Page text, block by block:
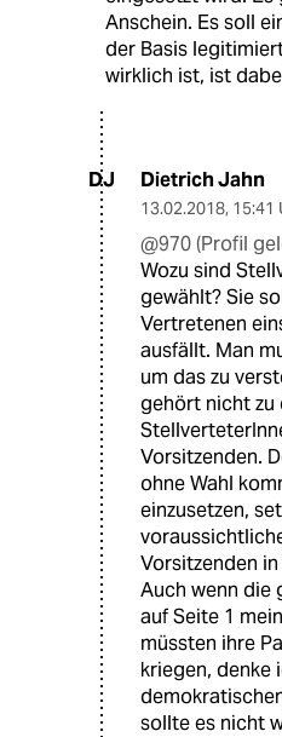
Anschein. Es soll
der Basis
wirklich ist, ist
DJ Dietrich Jahn
13.02.2018, 15:41
@970 (Profil
Wozu sind
gewählt? Sie
Vertretenen
ausfällt. Man
um das zu
gehört nicht zu
Vorsitzenden.
ohne Wahl
einzusetzen,
Vorsitzenden
Auch wenn die
auf Seite 1
müssten ihre
kriegen, denke
sollte es nicht